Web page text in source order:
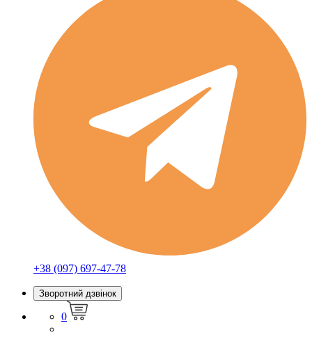
+38 (097) 697-47-78
Зворотний дзвінок
0